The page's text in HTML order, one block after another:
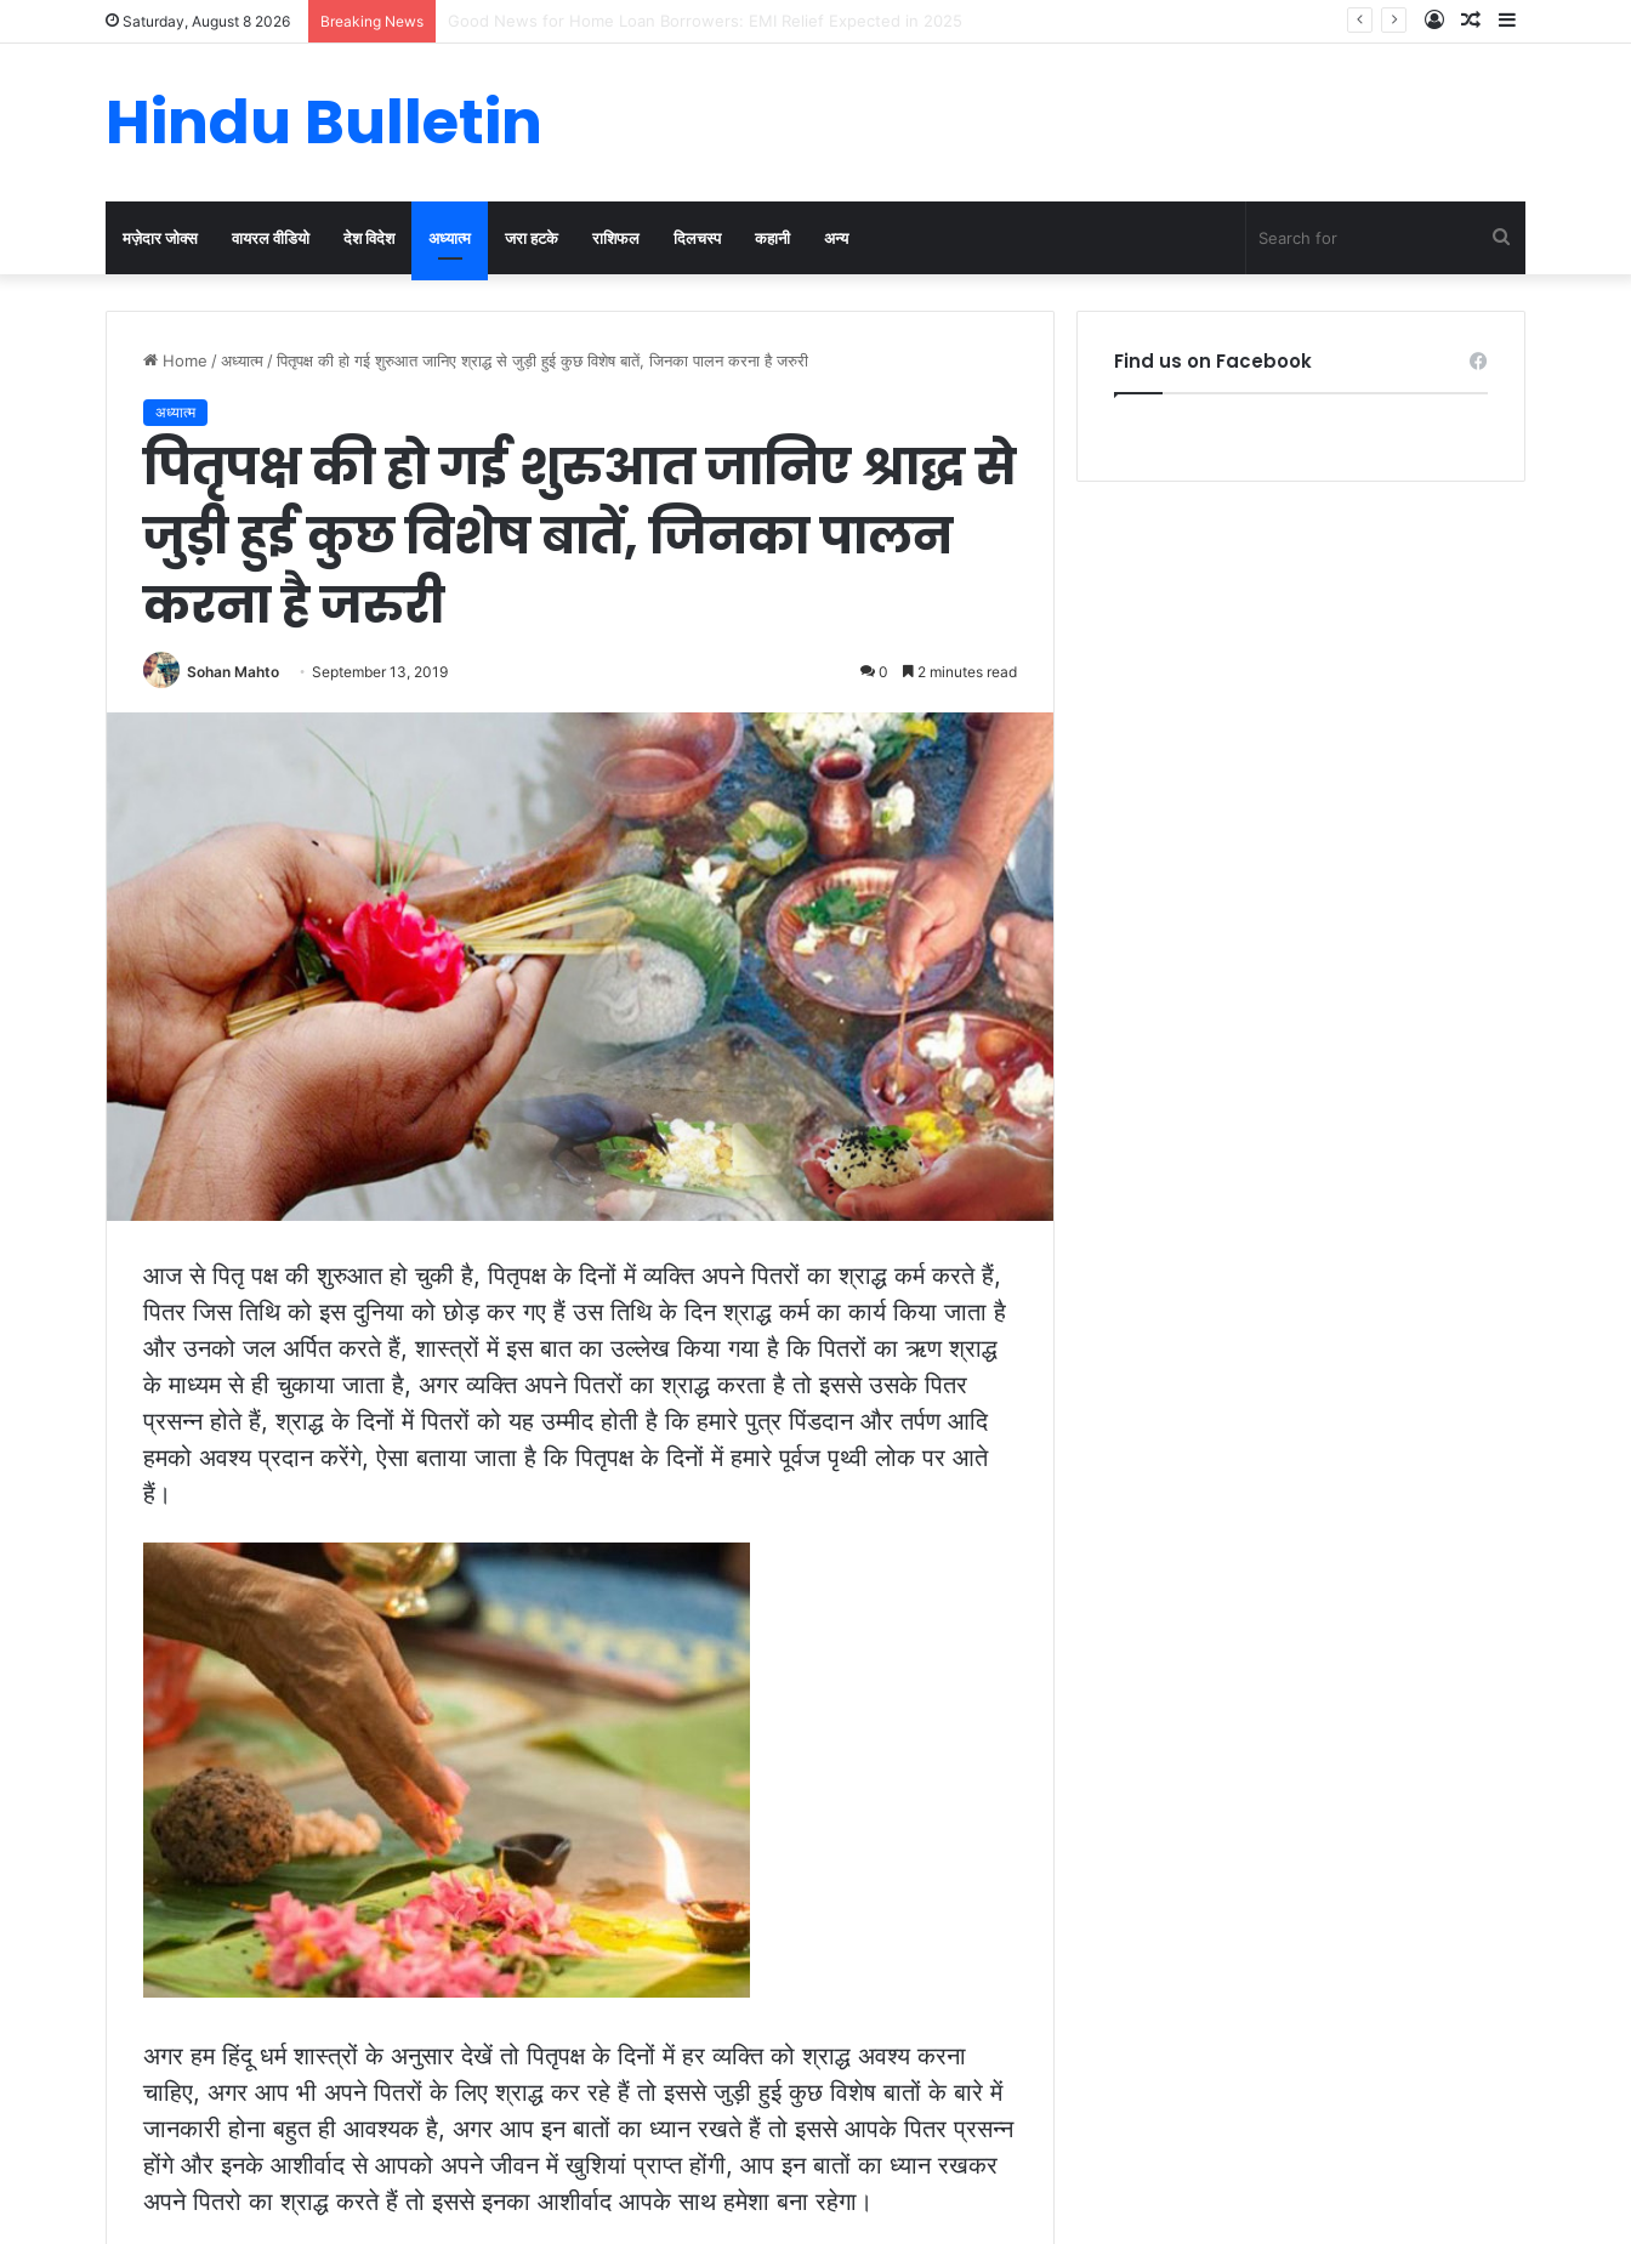
Saturday, August 8 2026 Breaking News Cervical Cancer Prevention in Men: Why HPV Vaccination for Males is Critical Sidebar
Random
Log
Hindu Bulletin
मज़ेदार जोक्स वायरल वीडियो देश विदेश अध्यात्म जरा हटके राशिफल दिलचस्प कहानी अन्य
for
Home /अध्यात्म /पितृपक्ष की हो गई शुरुआत जानिए श्राद्ध से जुड़ी हुई कुछ विशेष बातें, जिनका पालन करना है जरुरी
अध्यात्म
पितृपक्ष की हो गई शुरुआत जानिए श्राद्ध से
जुड़ी हुई कुछ विशेष बातें, जिनका पालन
करना है जरुरी
Sohan Mahto September 13, 2019 0 2 minutes read
आज से पितृ पक्ष की शुरुआत हो चुकी है, पितृपक्ष के दिनों में व्यक्ति अपने पितरों का श्राद्ध कर्म करते हैं,
पितर जिस तिथि को इस दुनिया को छोड़ कर गए हैं उस तिथि के दिन श्राद्ध कर्म का कार्य किया जाता है
और उनको जल अर्पित करते हैं, शास्त्रों में इस बात का उल्लेख किया गया है कि पितरों का ऋण श्राद्ध
के माध्यम से ही चुकाया जाता है, अगर व्यक्ति अपने पितरों का श्राद्ध करता है तो इससे उसके पितर
प्रसन्न होते हैं, श्राद्ध के दिनों में पितरों को यह उम्मीद होती है कि हमारे पुत्र पिंडदान और तर्पण आदि
हमको अवश्य प्रदान करेंगे, ऐसा बताया जाता है कि पितृपक्ष के दिनों में हमारे पूर्वज पृथ्वी लोक पर आते
हैं।
अगर हम हिंदू धर्म शास्त्रों के अनुसार देखें तो पितृपक्ष के दिनों में हर व्यक्ति को श्राद्ध अवश्य करना
चाहिए, अगर आप भी अपने पितरों के लिए श्राद्ध कर रहे हैं तो इससे जुड़ी हुई कुछ विशेष बातों के बारे में
जानकारी होना बहुत ही आवश्यक है, अगर आप इन बातों का ध्यान रखते हैं तो इससे आपके पितर प्रसन्न
होंगे और इनके आशीर्वाद से आपको अपने जीवन में खुशियां प्राप्त होंगी, आप इन बातों का ध्यान रखकर
अपने पितरो का श्राद्ध करते हैं तो इससे इनका आशीर्वाद आपके साथ हमेशा बना रहेगा।
Find us on Facebook